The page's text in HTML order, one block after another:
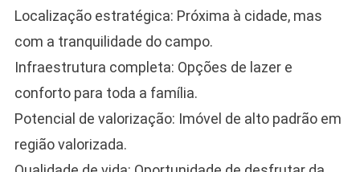
Localização estratégica: Próxima à cidade, mas
com a tranquilidade do campo.
Infraestrutura completa: Opções de lazer e
conforto para toda a família.
Potencial de valorização: Imóvel de alto padrão em
região valorizada.